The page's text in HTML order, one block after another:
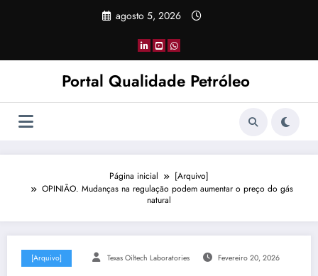
agosto 5, 2026
Portal Qualidade Petróleo
Página inicial
[Arquivo]
OPINIÃO. Mudanças na regulação podem aumentar o preço do gás
natural
[Arquivo] Texas Oiltech Laboratories Fevereiro 20, 2026